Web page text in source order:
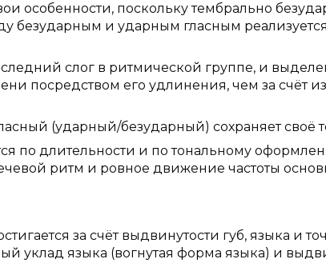
особенности, поскольку тембрально
безударным и ударным гласным
слог в ритмической группе, и
посредством его удлинения, чем за счёт
(ударный/безударный) сохраняет своё
по длительности и по тональному
ритм и ровное движение частоты
за счёт выдвинутости губ, языка и
уклад языка (вогнутая форма языка) и